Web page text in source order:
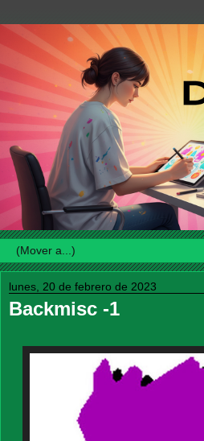
lunes, 20 de febrero de 2023
Backmisc -1